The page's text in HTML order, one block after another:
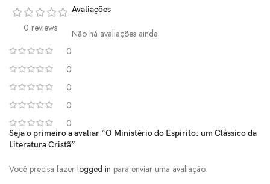
0 reviews
0
0
0
0
0
Avaliações
Não há avaliações ainda.
Seja o primeiro a avaliar “O Ministério do Espirito: um Clássico da
Literatura Cristã”
Você precisa fazer logged in para enviar uma avaliação.